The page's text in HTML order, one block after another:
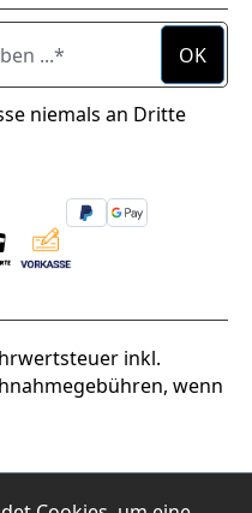
...
OK
niemals an Dritte
inkl.
wenn